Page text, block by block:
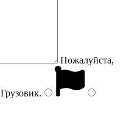
Пожалуйста,
Грузовик.